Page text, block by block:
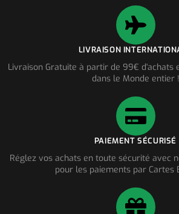
LIVRAISON
Livraison Gratuite à partir de 99€ d'achats
dans le Monde entier !
PAIEMENT SÉCURISÉ
Réglez vos achats en toute sécurité avec
pour les paiements par Cartes